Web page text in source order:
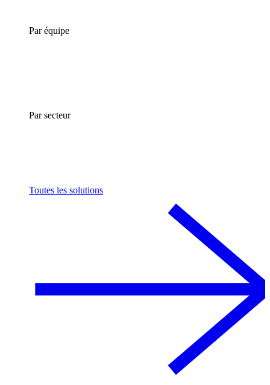
Par équipe
Par secteur
Toutes les solutions